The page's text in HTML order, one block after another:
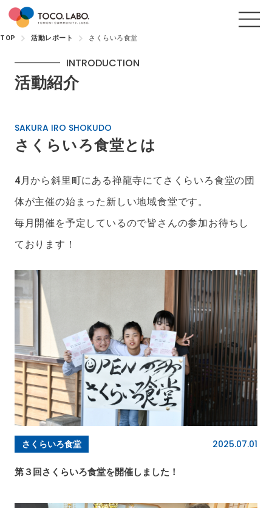
TOP 活動レポート さくらいろ食堂
INTRODUCTION
活動紹介
SAKURA IRO SHOKUDO
さくらいろ食堂とは
4月から斜里町にある禅龍寺にてさくらいろ食堂の団
体が主催の始まった新しい地域食堂です。
毎月開催を予定しているので皆さんの参加お待ちし
ております！
さくらいろ食堂 2025.07.01
第３回さくらいろ食堂を開催しました！